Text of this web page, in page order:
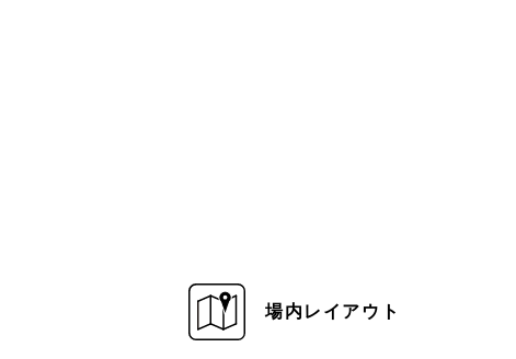
場内レイアウト